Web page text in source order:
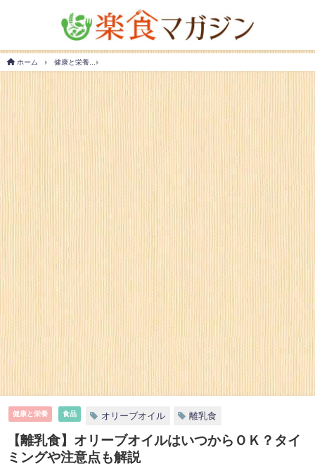
ホーム 健康と栄養
健康と栄養 食品 オリーブオイル 離乳食
【離乳食】オリーブオイルはいつからＯＫ？タイ
ミングや注意点も解説